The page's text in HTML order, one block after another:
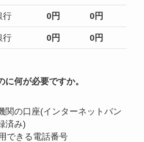
行 0 円 0 円
行 0 円 0 円
に何が必要ですか。
関の口座(インターネットバン
済み)
できる電話番号